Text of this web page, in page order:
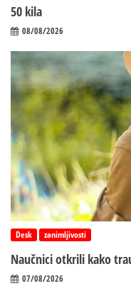
50 kila
08/08/2026
Desk zanimljivosti
Naučnici otkrili kako
07/08/2026